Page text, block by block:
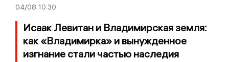
04/08 10:30
Исаак Левитан и Владимирская земля:
как «Владимирка» и вынужденное
изгнание стали частью наследия